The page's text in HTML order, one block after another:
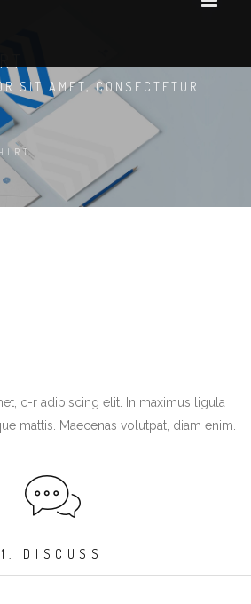
SIT AMET, CONSECTETUR
c-r adipiscing elit. In maximus ligula
mattis. Maecenas volutpat, diam enim.
1. DISCUSS